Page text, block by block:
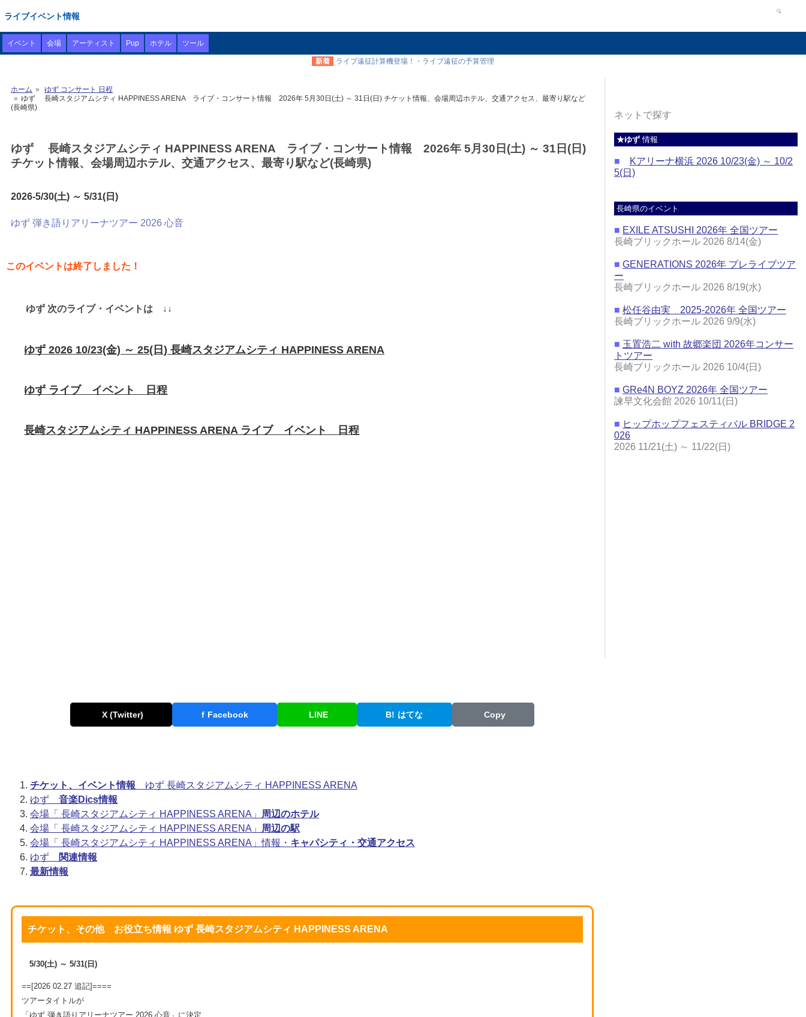
ライブイベント情報
イベント 会場 アーティスト Pup ホテル ツール
新着 ライブ遠征計算機登場！・ライブ遠征の予算管理
ホーム
ゆず コンサート 日程
ゆず 長崎スタジアムシティ HAPPINESS ARENA ライブ・コンサート情報 2026年 5月30日(土) ～ 31日(日) チケット情報、会場周辺ホテル、交通アクセス、最寄り駅など
(長崎県)
ゆず 長崎スタジアムシティ HAPPINESS ARENA ライブ・コンサート情報 2026年 5月30日(土) ～ 31日(日)
チケット情報、会場周辺ホテル、交通アクセス、最寄り駅など(長崎県)
2026-5/30(土) ～ 5/31(日)
ゆず 弾き語りアリーナツアー 2026 心音
このイベントは終了しました！
ゆず 次のライブ・イベントは ↓↓
ゆず 2026 10/23(金) ～ 25(日) 長崎スタジアムシティ HAPPINESS ARENA
ゆず ライブ イベント 日程
長崎スタジアムシティ HAPPINESS ARENA ライブ イベント 日程
X (Twitter) f Facebook LINE B! はてな Copy
チケット、イベント情報 ゆず 長崎スタジアムシティ HAPPINESS ARENA
ゆず 音楽Dics情報
会場「 長崎スタジアムシティ HAPPINESS ARENA」
周辺のホテル
会場「 長崎スタジアムシティ HAPPINESS ARENA」
周辺の駅
会場「 長崎スタジアムシティ HAPPINESS ARENA」情報・ キャパシティ・交通アクセス
ゆず
関連情報
最新情報
チケット、その他 お役立ち情報 ゆず 長崎スタジアムシティ HAPPINESS ARENA
5/30(土) ～ 5/31(日)
==[2026 02.27 追記]====
ツアータイトルが
「ゆず 弾き語りアリーナツアー 2026 心音」に決定
ネットで探す
★ゆず情報
■
Kアリーナ横浜 2026 10/23(金) ～ 10/2
5(日)
長崎県のイベント
■ EXILE ATSUSHI 2026年 全国ツアー
長崎ブリックホール 2026 8/14(金)
■ GENERATIONS 2026年 プレライブツア
ー
長崎ブリックホール 2026 8/19(水)
■ 松任谷由実 2025-2026年 全国ツアー
長崎ブリックホール 2026 9/9(水)
■ 玉置浩二 with 故郷楽団 2026年コンサー
トツアー
長崎ブリックホール 2026 10/4(日)
■ GRe4N BOYZ 2026年 全国ツアー
諫早文化会館 2026 10/11(日)
■ ヒップホップフェスティバル BRIDGE 2
026
2026 11/21(土) ～ 11/22(日)